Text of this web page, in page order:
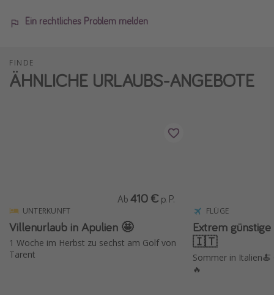
Ein rechtliches Problem melden
FINDE
ÄHNLICHE URLAUBS-ANGEBOTE
UNTERKUNFT
Villenurlaub in Apulien 🤩
1 Woche im Herbst zu sechst am Golf von
Tarent
Ab 410 € p. P.
FLÜGE
Extrem
🇮🇹
Sommer in
🔥